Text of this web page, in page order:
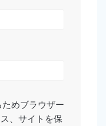
めブラウザー
、サイトを保